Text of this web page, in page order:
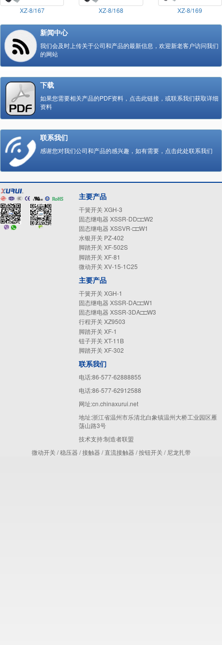
XZ-8/167 XZ-8/168 XZ-8/169
新闻中心
我们会及时上传关于公司和产品的最新信息，欢迎新老客户访问我们
的网站
下载
如果您需要相关产品的PDF资料，点击此链接，或联系我们获取详细
资料
联系我们
感谢您对我们公司和产品的感兴趣，如有需要，点击此处联系我们
主要产品
干簧开关 XGH-3
固态继电器 XSSR-DD□□W2
固态继电器 XSSVR-□□W1
水银开关 PZ-402
脚踏开关 XF-502S
脚踏开关 XF-81
微动开关 XV-15-1C25
主要产品
干簧开关 XGH-1
固态继电器 XSSR-DA□□W1
固态继电器 XSSR-3DA□□W3
行程开关 XZ9503
脚踏开关 XF-1
钮子开关 XT-11B
脚踏开关 XF-302
联系我们
电话:86-577-62888855
电话:86-577-62912588
网址:cn.chinaxurui.net
地址:浙江省温州市乐清北白象镇温州大桥工业园区雁
荡山路3号
技术支持:制造者联盟
微动开关 /稳压器 /接触器 /直流接触器 /按钮开关 / 尼龙扎带